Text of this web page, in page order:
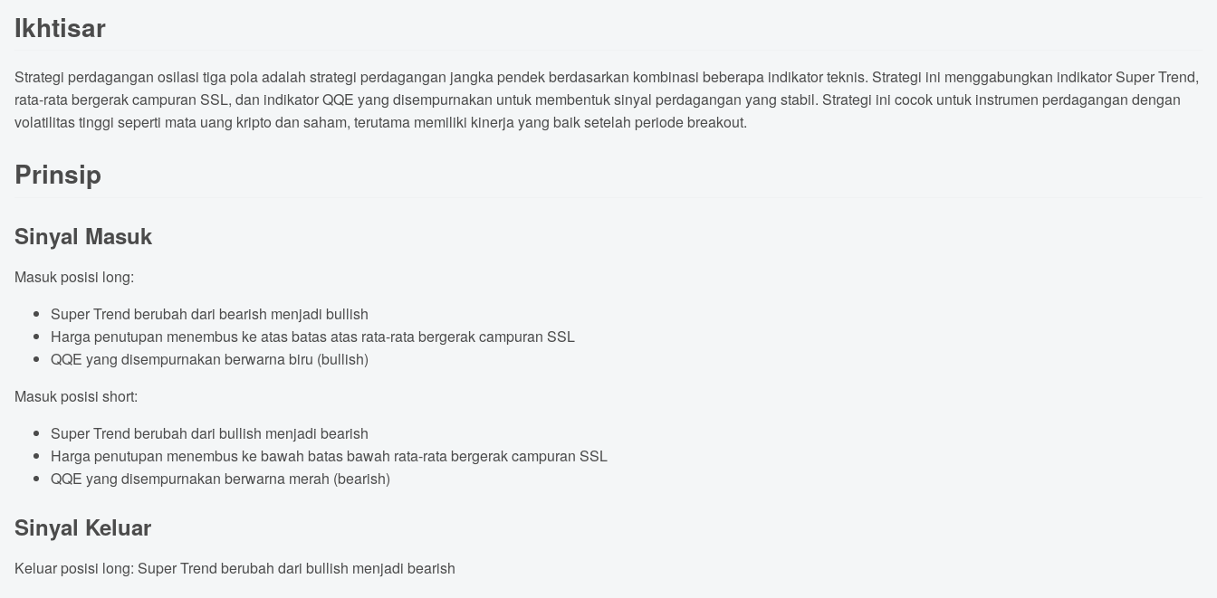
Ikhtisar
Strategi perdagangan osilasi tiga pola adalah strategi perdagangan jangka pendek berdasarkan kombinasi beberapa indikator teknis. Strategi ini menggabungkan indikator Super Trend,
rata-rata bergerak campuran SSL, dan indikator QQE yang disempurnakan untuk membentuk sinyal perdagangan yang stabil. Strategi ini cocok untuk instrumen perdagangan dengan
volatilitas tinggi seperti mata uang kripto dan saham, terutama memiliki kinerja yang baik setelah periode breakout.
Prinsip
Sinyal Masuk
Masuk posisi long:
Super Trend berubah dari bearish menjadi bullish
Harga penutupan menembus ke atas batas atas rata-rata bergerak campuran SSL
QQE yang disempurnakan berwarna biru (bullish)
Masuk posisi short:
Super Trend berubah dari bullish menjadi bearish
Harga penutupan menembus ke bawah batas bawah rata-rata bergerak campuran SSL
QQE yang disempurnakan berwarna merah (bearish)
Sinyal Keluar
Keluar posisi long: Super Trend berubah dari bullish menjadi bearish